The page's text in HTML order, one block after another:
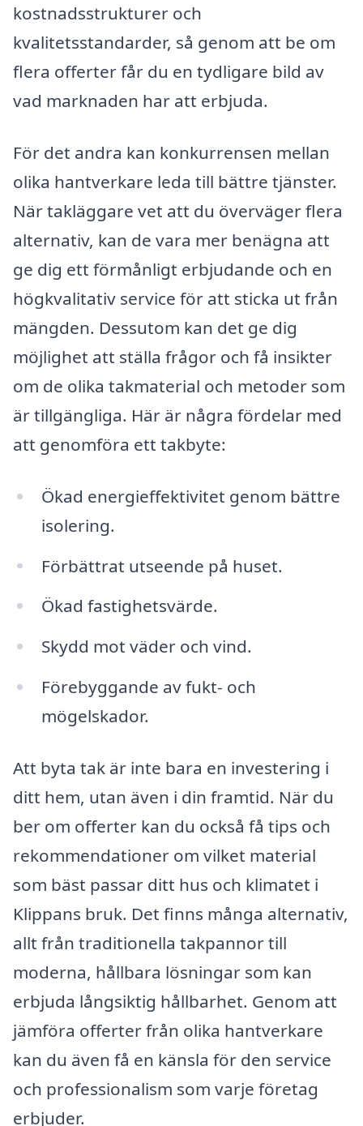
kostnadsstrukturer och
kvalitetsstandarder, så genom att be om
flera offerter får du en tydligare bild av
vad marknaden har att erbjuda.
För det andra kan konkurrensen mellan
olika hantverkare leda till bättre tjänster.
När takläggare vet att du överväger flera
alternativ, kan de vara mer benägna att
ge dig ett förmånligt erbjudande och en
högkvalitativ service för att sticka ut från
mängden. Dessutom kan det ge dig
möjlighet att ställa frågor och få insikter
om de olika takmaterial och metoder som
är tillgängliga. Här är några fördelar med
att genomföra ett takbyte:
Ökad energieffektivitet genom bättre
isolering.
Förbättrat utseende på huset.
Ökad fastighetsvärde.
Skydd mot väder och vind.
Förebyggande av fukt- och
mögelskador.
Att byta tak är inte bara en investering i
ditt hem, utan även i din framtid. När du
ber om offerter kan du också få tips och
rekommendationer om vilket material
som bäst passar ditt hus och klimatet i
Klippans bruk. Det finns många alternativ,
allt från traditionella takpannor till
moderna, hållbara lösningar som kan
erbjuda långsiktig hållbarhet. Genom att
jämföra offerter från olika hantverkare
kan du även få en känsla för den service
och professionalism som varje företag
erbjuder.